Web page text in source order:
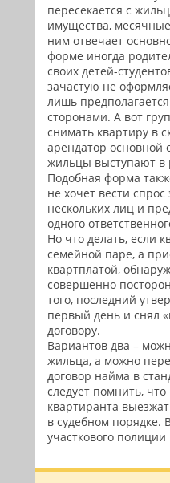
пересекается с
имущества,
ним отвечает
форме иногда
своих детей-
зачастую не
лишь
сторонами. А вот
снимать квартиру в
арендатор основной
жильцы выступают в
Подобная форма
не хочет вести
нескольких лиц и
одного
Но что делать, если
семейной паре, а
квартплатой,
совершенно
того, последний
первый день и снял
договору.
Вариантов два –
жильца, а можно
договор найма в
следует помнить,
квартиранта
в судебном порядке.
участкового